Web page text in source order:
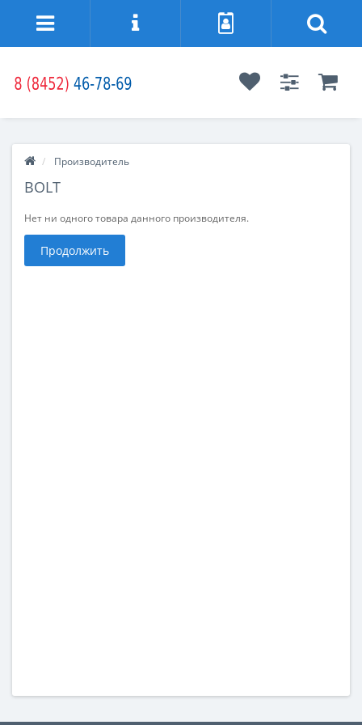
Производитель
BOLT
Нет ни одного товара данного производителя.
Продолжить